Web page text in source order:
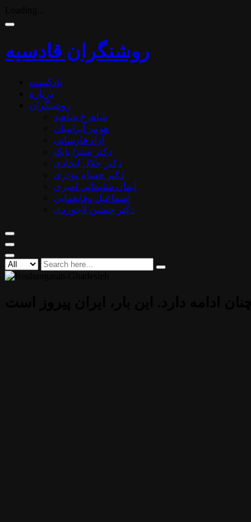
روشنگران قادسیه
پادکست
درباره
روشنگران
شاهرخ شاهید
هومر آبرامیان
آزاد فارسانی
دکتر میترا بابک
دکتر جلال ایجادی
دکتر حسام نوذری
ایمان سلیمانی امیری
اسماعیل وفایغمایی
دکتر حسین لاجوردی